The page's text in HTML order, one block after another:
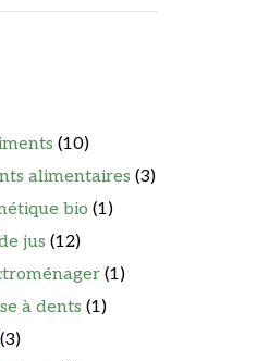
(10)
alimentaires (3)
bio (1)
jus (12)
(1)
à dents (1)
(3)